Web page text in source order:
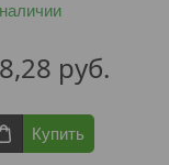
руб.
Купить